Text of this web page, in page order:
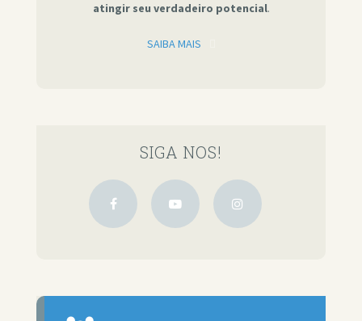
atingir seu verdadeiro potencial.
SAIBA MAIS
SIGA NOS!